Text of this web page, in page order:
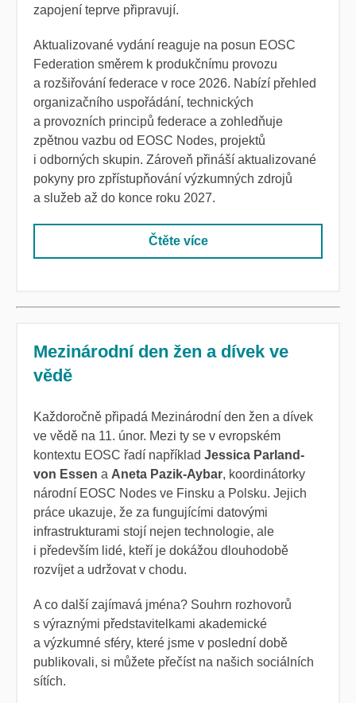
zapojení teprve připravují.
Aktualizované vydání reaguje na posun EOSC
Federation směrem k produkčnímu provozu
a rozšiřování federace v roce 2026. Nabízí přehled
organizačního uspořádání, technických
a provozních principů federace a zohledňuje
zpětnou vazbu od EOSC Nodes, projektů
i odborných skupin. Zároveň přináší aktualizované
pokyny pro zpřístupňování výzkumných zdrojů
a služeb až do konce roku 2027.
Čtěte více
Mezinárodní den žen a dívek ve
vědě
Každoročně připadá Mezinárodní den žen a dívek
ve vědě na 11. únor. Mezi ty se v evropském
kontextu EOSC řadí například Jessica Parland-
von Essen a Aneta Pazik-Aybar, koordinátorky
národní EOSC Nodes ve Finsku a Polsku. Jejich
práce ukazuje, že za fungujícími datovými
infrastrukturami stojí nejen technologie, ale
i především lidé, kteří je dokážou dlouhodobě
rozvíjet a udržovat v chodu.
A co další zajímavá jména? Souhrn rozhovorů
s výraznými představitelkami akademické
a výzkumné sféry, které jsme v poslední době
publikovali, si můžete přečíst na našich sociálních
sítích.